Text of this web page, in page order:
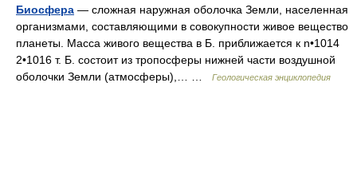
Биосфера — сложная наружная оболочка Земли, населенная
организмами, составляющими в совокупности живое вещество
планеты. Масса живого вещества в Б. приближается к n•1014
2•1016 т. Б. состоит из тропосферы нижней части воздушной
оболочки Земли (атмосферы),… …
Геологическая энциклопедия